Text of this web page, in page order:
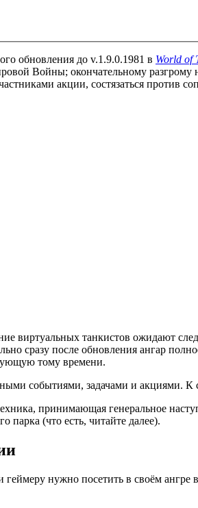
обновления до v.1.9.0.1981 в World of
Войны; окончательному разгрому
акции, состязаться против
виртуальных танкистов ожидают
сразу после обновления ангар
тому времени.
событиями, задачами и акциями. К
принимающая генеральное
парка (что есть, читайте далее).
геймеру нужно посетить в своём